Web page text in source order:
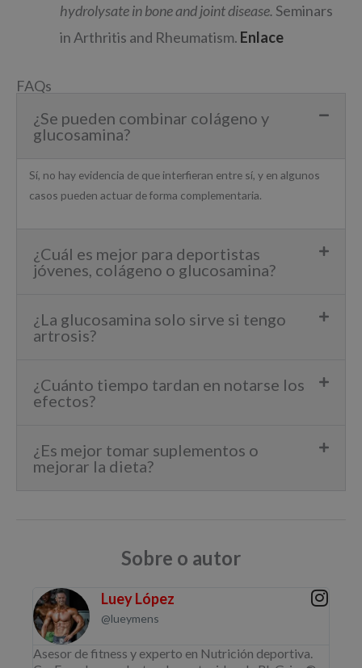
hydrolysate in bone and joint disease. Seminars
in Arthritis and Rheumatism. Enlace
FAQs
¿Se pueden combinar colágeno y
glucosamina?
Sí, no hay evidencia de que interfieran entre sí, y en algunos
casos pueden actuar de forma complementaria.
¿Cuál es mejor para deportistas
jóvenes, colágeno o glucosamina?
¿La glucosamina solo sirve si tengo
artrosis?
¿Cuánto tiempo tardan en notarse los
efectos?
¿Es mejor tomar suplementos o
mejorar la dieta?
Sobre o autor
Luey López
@lueymens
Asesor de fitness y experto en Nutrición deportiva.